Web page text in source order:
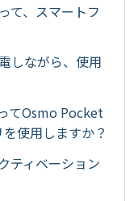
て、スマートフ
しながら、使用
てOsmo Pocket
使用しますか？
ティベーション